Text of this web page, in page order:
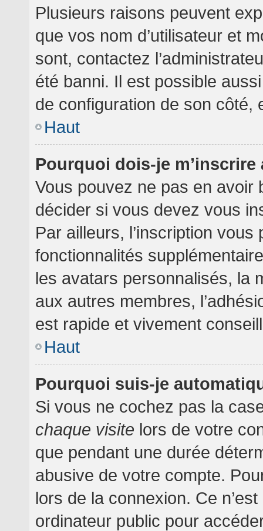
Plusieurs raisons peuvent
que vos nom d’utilisateur et
sont, contactez
été banni. Il est possible
de configuration de son côté,
Haut
Pourquoi dois-je
Vous pouvez ne pas en avoir
décider si vous devez vous
Par ailleurs, l’inscription
fonctionnalités
les avatars personnalisés, la
aux autres membres,
est rapide et vivement
Haut
Pourquoi suis-je
Si vous ne cochez pas la
chaque visite lors de votre
que pendant une durée
abusive de votre compte.
lors de la connexion. Ce
ordinateur public pour